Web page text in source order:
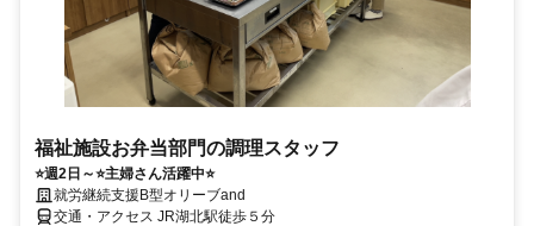
福祉施設お弁当部門の調理スタッフ
⭐週2日～⭐主婦さん活躍中⭐
就労継続支援B型オリーブand
交通・アクセス JR湖北駅徒歩５分